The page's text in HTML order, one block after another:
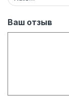
Ваш отзыв